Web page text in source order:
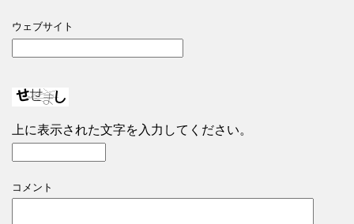
ウェブサイト
上に表示された文字を入力してください。
コメント